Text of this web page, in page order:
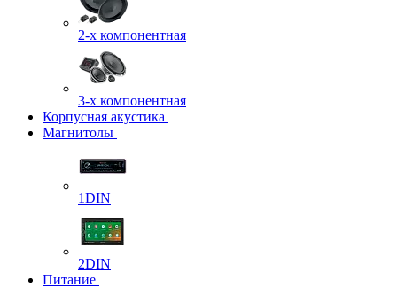
2-х компонентная
3-х компонентная
Корпусная акустика
Магнитолы
1DIN
2DIN
Питание